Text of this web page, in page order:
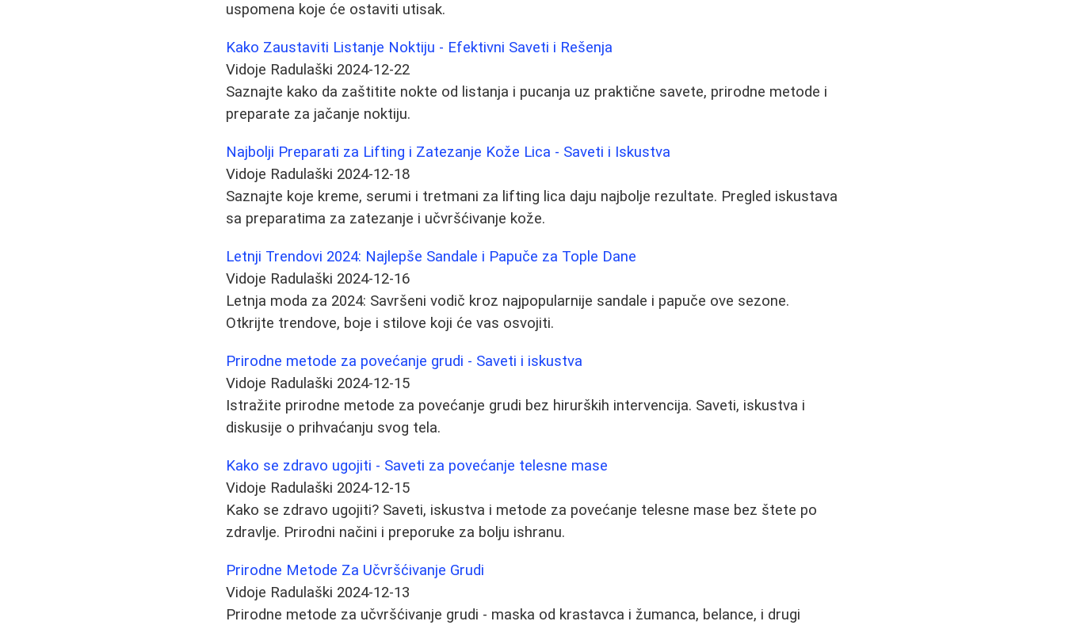
uspomena koje će ostaviti utisak.
Kako Zaustaviti Listanje Noktiju - Efektivni Saveti i Rešenja
Vidoje Radulaški 2024-12-22
Saznajte kako da zaštitite nokte od listanja i pucanja uz praktične savete, prirodne metode i
preparate za jačanje noktiju.
Najbolji Preparati za Lifting i Zatezanje Kože Lica - Saveti i Iskustva
Vidoje Radulaški 2024-12-18
Saznajte koje kreme, serumi i tretmani za lifting lica daju najbolje rezultate. Pregled iskustava
sa preparatima za zatezanje i učvršćivanje kože.
Letnji Trendovi 2024: Najlepše Sandale i Papuče za Tople Dane
Vidoje Radulaški 2024-12-16
Letnja moda za 2024: Savršeni vodič kroz najpopularnije sandale i papuče ove sezone.
Otkrijte trendove, boje i stilove koji će vas osvojiti.
Prirodne metode za povećanje grudi - Saveti i iskustva
Vidoje Radulaški 2024-12-15
Istražite prirodne metode za povećanje grudi bez hirurških intervencija. Saveti, iskustva i
diskusije o prihvaćanju svog tela.
Kako se zdravo ugojiti - Saveti za povećanje telesne mase
Vidoje Radulaški 2024-12-15
Kako se zdravo ugojiti? Saveti, iskustva i metode za povećanje telesne mase bez štete po
zdravlje. Prirodni načini i preporuke za bolju ishranu.
Prirodne Metode Za Učvršćivanje Grudi
Vidoje Radulaški 2024-12-13
Prirodne metode za učvršćivanje grudi - maska od krastavca i žumanca, belance, i drugi